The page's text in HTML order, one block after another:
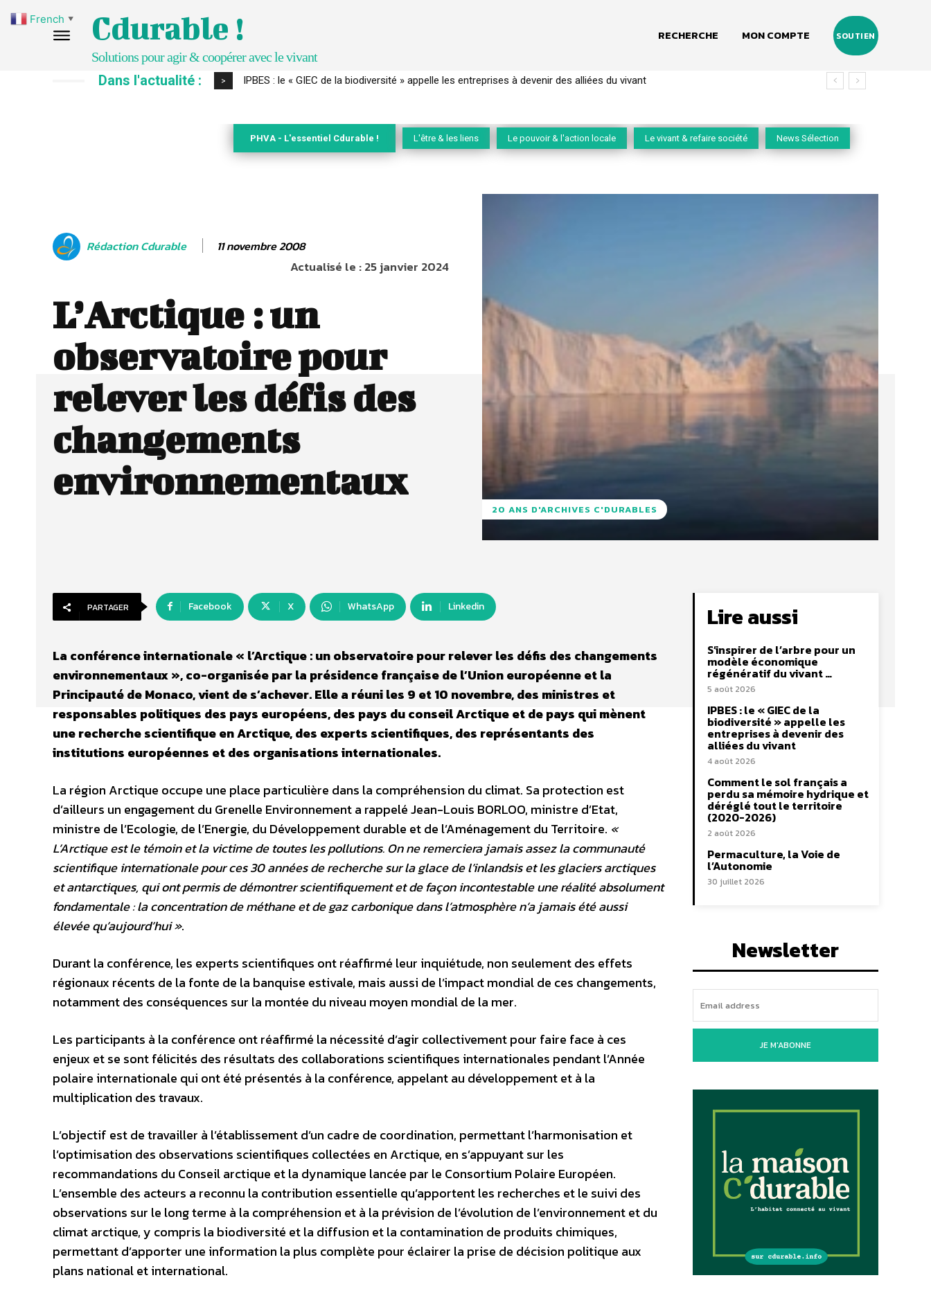
Cdurable !
Solutions pour agir & coopérer avec le vivant
RECHERCHE MON COMPTE SOUTIEN
Dans l'actualité : > Comment le sol français a perdu sa mémoire hydrique et déréglé tout le territoire (2020-2026)
PHVA - L'essentiel Cdurable ! L'être & les liens Le pouvoir & l'action locale Le vivant & refaire société News Sélection
Rédaction Cdurable 11 novembre 2008
Actualisé le :25 janvier 2024
L’Arctique : un
observatoire pour
relever les défis des
changements
environnementaux
20 ANS D'ARCHIVES C'DURABLES
PARTAGER Facebook X WhatsApp Linkedin
La conférence internationale « l’Arctique : un observatoire pour relever les défis des changements
environnementaux », co-organisée par la présidence française de l’Union européenne et la
Principauté de Monaco, vient de s’achever. Elle a réuni les 9 et 10 novembre, des ministres et
responsables politiques des pays européens, des pays du conseil Arctique et de pays qui mènent
une recherche scientifique en Arctique, des experts scientifiques, des représentants des
institutions européennes et des organisations internationales.
La région Arctique occupe une place particulière dans la compréhension du climat. Sa protection est
d’ailleurs un engagement du Grenelle Environnement a rappelé Jean-Louis BORLOO, ministre d’Etat,
ministre de l’Ecologie, de l’Energie, du Développement durable et de l’Aménagement du Territoire. «
L’Arctique est le témoin et la victime de toutes les pollutions. On ne remerciera jamais assez la communauté
scientifique internationale pour ces 30 années de recherche sur la glace de l’inlandsis et les glaciers arctiques
et antarctiques, qui ont permis de démontrer scientifiquement et de façon incontestable une réalité absolument
fondamentale : la concentration de méthane et de gaz carbonique dans l’atmosphère n’a jamais été aussi
élevée qu’aujourd’hui ».
Durant la conférence, les experts scientifiques ont réaffirmé leur inquiétude, non seulement des effets
régionaux récents de la fonte de la banquise estivale, mais aussi de l’impact mondial de ces changements,
notamment des conséquences sur la montée du niveau moyen mondial de la mer.
Les participants à la conférence ont réaffirmé la nécessité d’agir collectivement pour faire face à ces
enjeux et se sont félicités des résultats des collaborations scientifiques internationales pendant l’Année
polaire internationale qui ont été présentés à la conférence, appelant au développement et à la
multiplication des travaux.
L’objectif est de travailler à l’établissement d’un cadre de coordination, permettant l’harmonisation et
l’optimisation des observations scientifiques collectées en Arctique, en s’appuyant sur les
recommandations du Conseil arctique et la dynamique lancée par le Consortium Polaire Européen.
L’ensemble des acteurs a reconnu la contribution essentielle qu’apportent les recherches et le suivi des
observations sur le long terme à la compréhension et à la prévision de l’évolution de l’environnement et du
climat arctique, y compris la biodiversité et la diffusion et la contamination de produits chimiques,
permettant d’apporter une information la plus complète pour éclairer la prise de décision politique aux
plans national et international.
Lire aussi
S’inspirer de l’arbre pour un
modèle économique
régénératif du vivant …
5 août 2026
IPBES : le « GIEC de la
biodiversité » appelle les
entreprises à devenir des
alliées du vivant
4 août 2026
Comment le sol français a
perdu sa mémoire hydrique et
déréglé tout le territoire
(2020-2026)
2 août 2026
Permaculture, la Voie de
l’Autonomie
30 juillet 2026
Newsletter
JE M'ABONNE
French ▼